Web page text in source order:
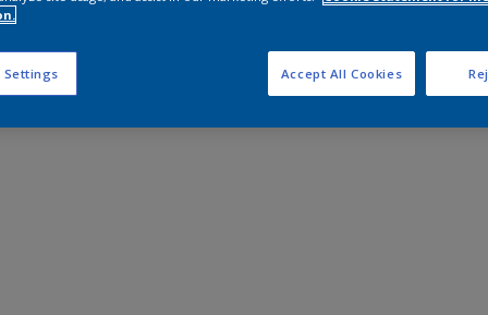
Settings Accept All Cookies